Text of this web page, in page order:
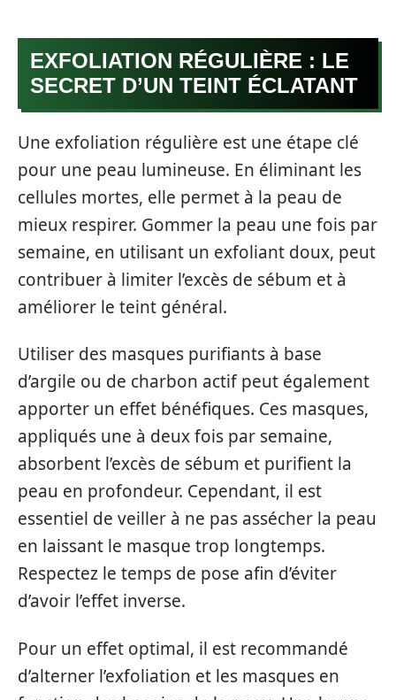
EXFOLIATION RÉGULIÈRE : LE
SECRET D’UN TEINT ÉCLATANT
Une exfoliation régulière est une étape clé
pour une peau lumineuse. En éliminant les
cellules mortes, elle permet à la peau de
mieux respirer. Gommer la peau une fois par
semaine, en utilisant un exfoliant doux, peut
contribuer à limiter l’excès de sébum et à
améliorer le teint général.
Utiliser des masques purifiants à base
d’argile ou de charbon actif peut également
apporter un effet bénéfiques. Ces masques,
appliqués une à deux fois par semaine,
absorbent l’excès de sébum et purifient la
peau en profondeur. Cependant, il est
essentiel de veiller à ne pas assécher la peau
en laissant le masque trop longtemps.
Respectez le temps de pose afin d’éviter
d’avoir l’effet inverse.
Pour un effet optimal, il est recommandé
d’alterner l’exfoliation et les masques en